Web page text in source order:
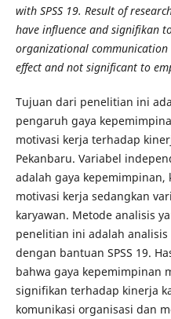
with SPSS 19. Result of
have influence and signifikan
organizational
effect and not significant to
Tujuan dari penelitian ini
pengaruh gaya
motivasi kerja terhadap
Pekanbaru. Variabel
adalah gaya kepemimpinan,
motivasi kerja sedangkan
karyawan. Metode analisis
penelitian ini adalah
dengan bantuan SPSS 19.
bahwa gaya kepemimpinan
signifikan terhadap kinerja
komunikasi organisasi dan